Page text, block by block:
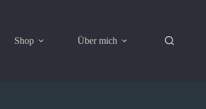
Shop Über mich